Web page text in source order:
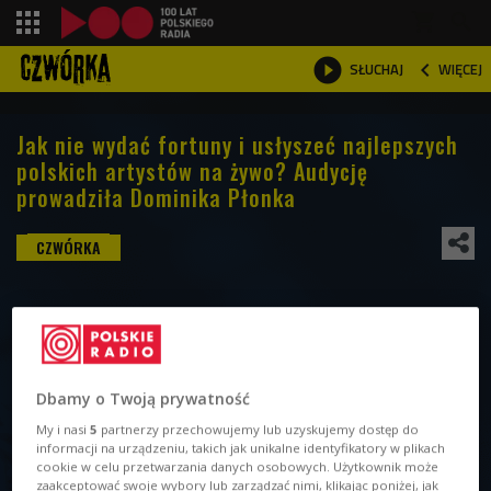
 SŁUCHAJ  WIĘCEJ

Jak nie wydać fortuny i usłyszeć najlepszych
polskich artystów na żywo? Audycję
prowadziła Dominika Płonka
Dbamy o Twoją prywatność
My i nasi5 partnerzy przechowujemy lub uzyskujemy dostęp do
informacji na urządzeniu, takich jak unikalne identyfikatory w plikach
cookie w celu przetwarzania danych osobowych. Użytkownik może
zaakceptować swoje wybory lub zarządzać nimi, klikając poniżej, jak